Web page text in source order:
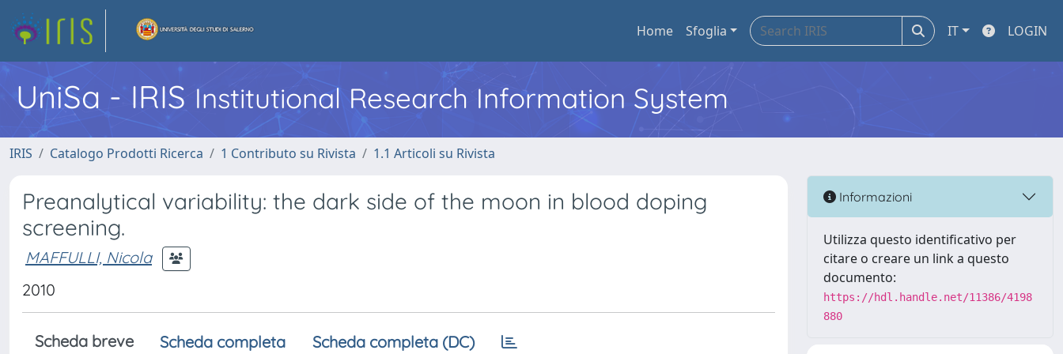
Home Sfoglia IT LOGIN
UniSa - IRIS Institutional Research Information System
IRIS Catalogo Prodotti Ricerca 1 Contributo su Rivista 1.1 Articoli su Rivista
Preanalytical variability: the dark side of the moon in blood doping
screening.
MAFFULLI, Nicola
2010
Scheda breve Scheda completa Scheda completa (DC)
Informazioni
Utilizza questo identificativo per
citare o creare un link a questo
documento:
https://hdl.handle.net/11386/4198
880